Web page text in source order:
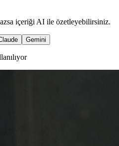
içeriği AI ile özetleyebilirsiniz.
Gemini